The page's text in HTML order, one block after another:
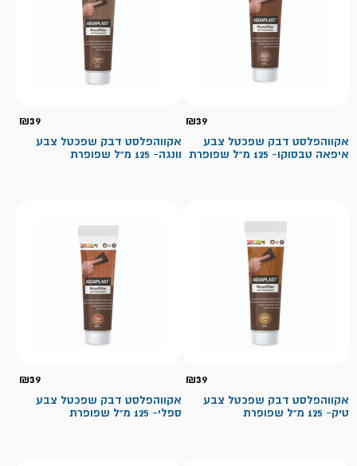
₪39
אקווהפלסט דבק שפכטל צבע
איפאה טבסוקו- 125 מ"ל שפופרת
₪39
אקווהפלסט דבק שפכטל צבע
וונגה- 125 מ"ל שפופרת
₪39
אקווהפלסט דבק שפכטל צבע
טיק- 125 מ"ל שפופרת
₪39
אקווהפלסט דבק שפכטל צבע
ספלי- 125 מ"ל שפופרת